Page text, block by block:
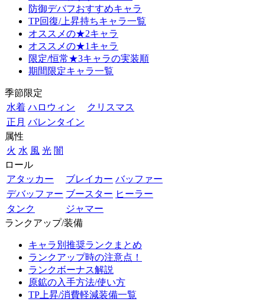
防御デバフおすすめキャラ
TP回復/上昇持ちキャラ一覧
オススメの★2キャラ
オススメの★1キャラ
限定/恒常★3キャラの実装順
期間限定キャラ一覧
季節限定
水着 ハロウィン
クリスマス
正月 バレンタイン
属性
火 水 風 光 闇
ロール
アタッカー
ブレイカー バッファー
デバッファー ブースター ヒーラー
タンク
ジャマー
ランクアップ/装備
キャラ別推奨ランクまとめ
ランクアップ時の注意点！
ランクボーナス解説
原鉱の入手方法/使い方
TP上昇/消費軽減装備一覧